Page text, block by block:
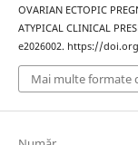
OVARIAN ECTOPIC
ATYPICAL CLINICAL
e2026002. https://
Mai multe formate